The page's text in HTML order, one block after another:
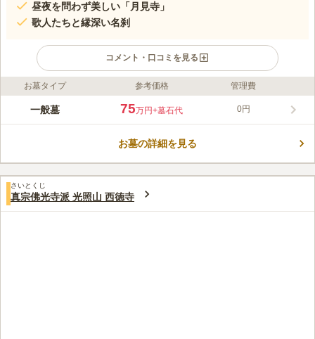
昼夜を問わず美しい「月見寺」
歌人たちと縁深い名刹
コメント・口コミを見る
ライフドット編集部のコメント
人気の「日暮里駅」から徒歩で1分という便利至極な好立地で、
史を語る境内には、枝垂桜やソメイヨシノが植えられていて、春
口コミ評価
この霊園はまだ誰からも評価されていません。
お墓タイプ 参考価格 管理費
一般墓 75万円+墓石代 0円
お墓の詳細を見る
さいとくじ
真宗佛光寺派 光照山 西徳寺